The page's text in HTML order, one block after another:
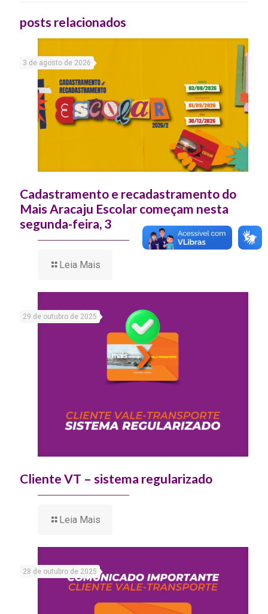
posts relacionados
3 de agosto de 2026
Cadastramento e recadastramento do
Mais Aracaju Escolar começam nesta
segunda-feira, 3
Leia Mais
29 de outubro de 2025
Cliente VT – sistema regularizado
Leia Mais
28 de outubro de 2025